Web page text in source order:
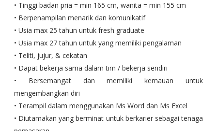
• Tinggi badan pria = min 165 cm, wanita = min 155 cm
• Berpenampilan menarik dan komunikatif
• Usia max 25 tahun untuk fresh graduate
• Usia max 27 tahun untuk yang memiliki pengalaman
• Teliti, jujur, & cekatan
• Dapat bekerja sama dalam tim / bekerja sendiri
• Bersemangat dan memiliki kemauan untuk
mengembangkan diri
• Terampil dalam menggunakan Ms Word dan Ms Excel
• Diutamakan yang berminat untuk berkarier sebagai tenaga